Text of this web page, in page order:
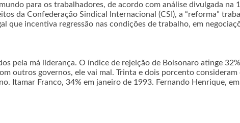
para os trabalhadores, de acordo com análise divulgada na
da Confederação Sindical Internacional (CSI), a “reforma”
que incentiva regressão nas condições de trabalho, em
pela má liderança. O índice de rejeição de Bolsonaro atinge
outros governos, ele vai mal. Trinta e dois porcento
Itamar Franco, 34% em janeiro de 1993. Fernando Henrique,